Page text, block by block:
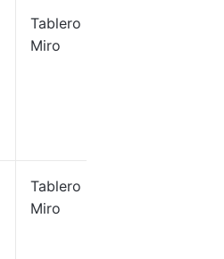
Tablero
Miro
Tablero
Miro